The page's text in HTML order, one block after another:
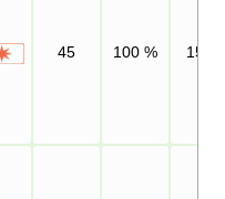
45 100 % 15